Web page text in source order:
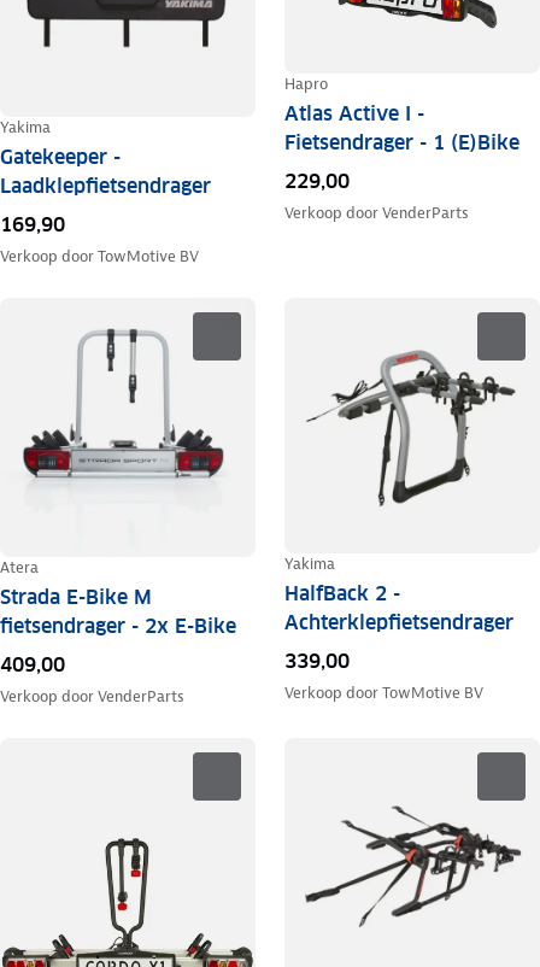
Yakima
Gatekeeper -
Laadklepfietsendrager
169,90
Verkoop doorTowMotive BV
Hapro
Atlas Active I -
Fietsendrager - 1 (E)Bike
229,00
Verkoop doorVenderParts
Atera
Strada E-Bike M
fietsendrager - 2x E-Bike
409,00
Verkoop doorVenderParts
Yakima
HalfBack 2 -
Achterklepfietsendrager
339,00
Verkoop doorTowMotive BV